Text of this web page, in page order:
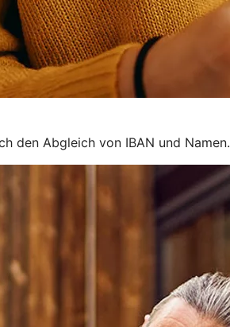
den Abgleich von IBAN und Namen.